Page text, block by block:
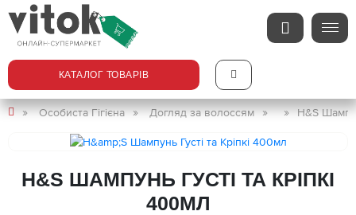
КАТАЛОГ ТОВАРІВ
Особиста Гігієна Догляд за волоссям H&S
H&S ШАМПУНЬ ГУСТІ ТА КРІПКІ
400МЛ